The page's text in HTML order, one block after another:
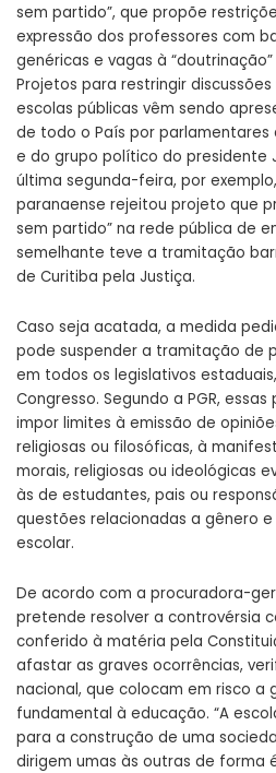
sem partido”, que propõe
expressão dos professores com
genéricas e vagas à
Projetos para restringir
escolas públicas vêm sendo
de todo o País por parlamentares
e do grupo político do presidente
última segunda-feira, por
paranaense rejeitou projeto que
sem partido” na rede pública de
semelhante teve a tramitação
de Curitiba pela Justiça.
Caso seja acatada, a medida
pode suspender a tramitação de
em todos os legislativos
Congresso. Segundo a PGR,
impor limites à emissão de
religiosas ou filosóficas, à
morais, religiosas ou ideológicas
às de estudantes, pais ou
questões relacionadas a gênero
escolar.
De acordo com a procuradora-
pretende resolver a controvérsia
conferido à matéria pela
afastar as graves ocorrências,
nacional, que colocam em risco a
fundamental à educação. “A
para a construção de uma
dirigem umas às outras de forma